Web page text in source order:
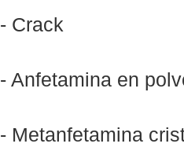
- Crack
- Anfetamina en
- Metanfetamina